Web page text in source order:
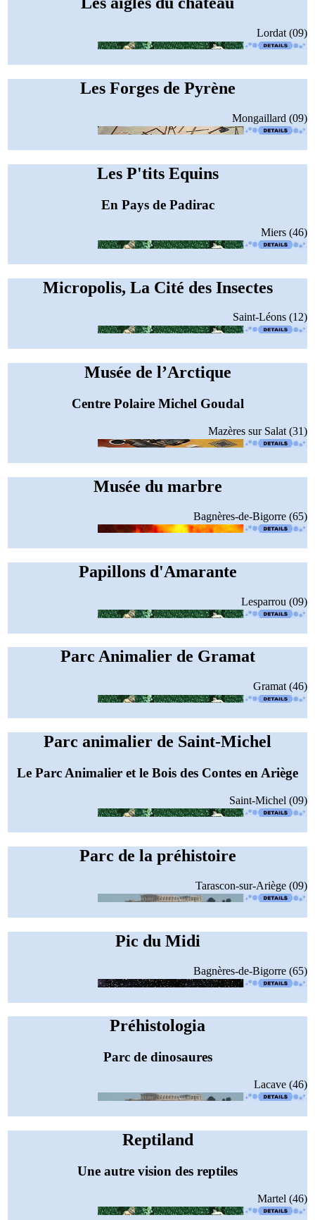
Lordat (09)
Les Forges de Pyrène
Mongaillard (09)
Les P'tits Equins
En Pays de Padirac
Miers (46)
Micropolis, La Cité des Insectes
Saint-Léons (12)
Musée de l’Arctique
Centre Polaire Michel Goudal
Mazères sur Salat (31)
Musée du marbre
Bagnères-de-Bigorre (65)
Papillons d'Amarante
Lesparrou (09)
Parc Animalier de Gramat
Gramat (46)
Parc animalier de Saint-Michel
Le Parc Animalier et le Bois des Contes en Ariège
Saint-Michel (09)
Parc de la préhistoire
Tarascon-sur-Ariège (09)
Pic du Midi
Bagnères-de-Bigorre (65)
Préhistologia
Parc de dinosaures
Lacave (46)
Reptiland
Une autre vision des reptiles
Martel (46)